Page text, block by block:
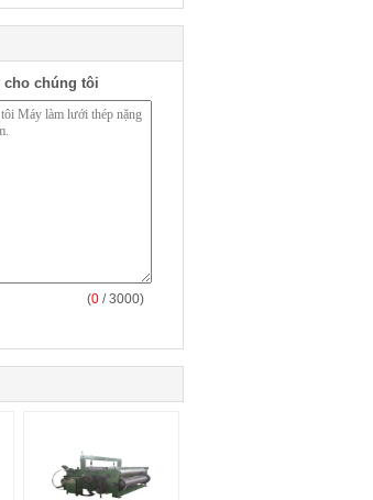
cho chúng tôi
(0 / 3000)